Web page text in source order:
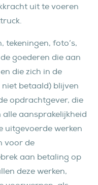
uit te voeren
tekeningen, foto’s,
goederen die aan
die zich in de
betaald) blijven
opdrachtgever, die
aansprakelijkheid
uitgevoerde werken
voor de
aan betaling op
deze werken,